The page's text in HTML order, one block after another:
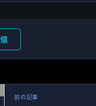
前の記事